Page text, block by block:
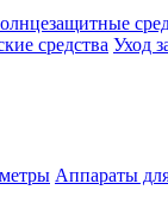
средства Уход
Аппараты